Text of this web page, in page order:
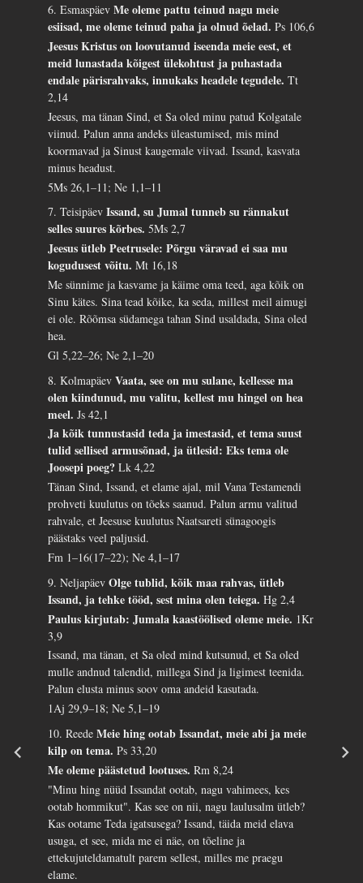
6. EsmaspäevMe oleme pattu teinud nagu meie
esiisad, me oleme teinud paha ja olnud õelad.Ps 106,6
Jeesus Kristus on loovutanud iseenda meie eest, et
meid lunastada kõigest ülekohtust ja puhastada
endale pärisrahvaks, innukaks headele tegudele.Tt
2,14
Jeesus, ma tänan Sind, et Sa oled minu patud Kolgatale
viinud. Palun anna andeks üleastumised, mis mind
koormavad ja Sinust kaugemale viivad. Issand, kasvata
minus headust.
5Ms 26,1–11; Ne 1,1–11
7. TeisipäevIssand, su Jumal tunneb su rännakut
selles suures kõrbes.5Ms 2,7
Jeesus ütleb Peetrusele: Põrgu väravad ei saa mu
kogudusest võitu.Mt 16,18
Me sünnime ja kasvame ja käime oma teed, aga kõik on
Sinu kätes. Sina tead kõike, ka seda, millest meil aimugi
ei ole. Rõõmsa südamega tahan Sind usaldada, Sina oled
hea.
Gl 5,22–26; Ne 2,1–20
8. KolmapäevVaata, see on mu sulane, kellesse ma
olen kiindunud, mu valitu, kellest mu hingel on hea
meel.Js 42,1
Ja kõik tunnustasid teda ja imestasid, et tema suust
tulid sellised armusõnad, ja ütlesid: Eks tema ole
Joosepi poeg?Lk 4,22
Tänan Sind, Issand, et elame ajal, mil Vana Testamendi
prohveti kuulutus on tõeks saanud. Palun armu valitud
rahvale, et Jeesuse kuulutus Naatsareti sünagoogis
päästaks veel paljusid.
Fm 1–16(17–22); Ne 4,1–17
9. NeljapäevOlge tublid, kõik maa rahvas, ütleb
Issand, ja tehke tööd, sest mina olen teiega.Hg 2,4
Paulus kirjutab: Jumala kaastöölised oleme meie. 1Kr
3,9
Issand, ma tänan, et Sa oled mind kutsunud, et Sa oled
mulle andnud talendid, millega Sind ja ligimest teenida.
Palun elusta minus soov oma andeid kasutada.
1Aj 29,9–18; Ne 5,1–19
10. ReedeMeie hing ootab Issandat, meie abi ja meie
kilp on tema.Ps 33,20
Me oleme päästetud lootuses.Rm 8,24
"Minu hing nüüd Issandat ootab, nagu vahimees, kes
ootab hommikut". Kas see on nii, nagu laulusalm ütleb?
Kas ootame Teda igatsusega? Issand, täida meid elava
usuga, et see, mida me ei näe, on tõeline ja
ettekujuteldamatult parem sellest, milles me praegu
elame.